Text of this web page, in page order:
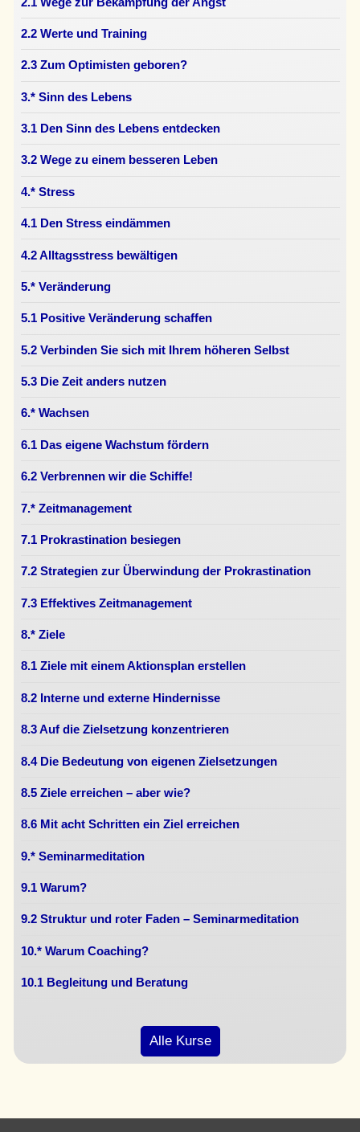
2.2 Werte und Training
2.3 Zum Optimisten geboren?
3.* Sinn des Lebens
3.1 Den Sinn des Lebens entdecken
3.2 Wege zu einem besseren Leben
4.* Stress
4.1 Den Stress eindämmen
4.2 Alltagsstress bewältigen
5.* Veränderung
5.1 Positive Veränderung schaffen
5.2 Verbinden Sie sich mit Ihrem höheren Selbst
5.3 Die Zeit anders nutzen
6.* Wachsen
6.1 Das eigene Wachstum fördern
6.2 Verbrennen wir die Schiffe!
7.* Zeitmanagement
7.1 Prokrastination besiegen
7.2 Strategien zur Überwindung der Prokrastination
7.3 Effektives Zeitmanagement
8.* Ziele
8.1 Ziele mit einem Aktionsplan erstellen
8.2 Interne und externe Hindernisse
8.3 Auf die Zielsetzung konzentrieren
8.4 Die Bedeutung von eigenen Zielsetzungen
8.5 Ziele erreichen – aber wie?
8.6 Mit acht Schritten ein Ziel erreichen
9.* Seminarmeditation
9.1 Warum?
9.2 Struktur und roter Faden – Seminarmeditation
10.* Warum Coaching?
10.1 Begleitung und Beratung
Alle Kurse